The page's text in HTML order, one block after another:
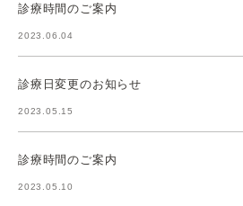
診療時間のご案内
2023.06.04
診療日変更のお知らせ
2023.05.15
診療時間のご案内
2023.05.10